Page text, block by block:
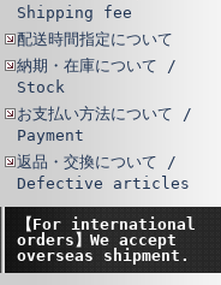
Shipping fee
配送時間指定について
納期・在庫について /
Stock
お支払い方法について /
Payment
返品・交換について /
Defective articles
【For international
orders】We accept
overseas shipment.